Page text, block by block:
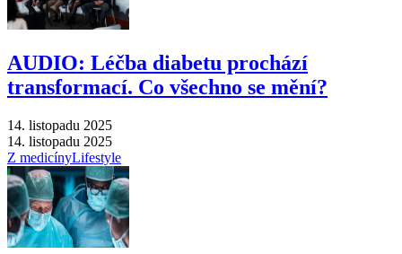
AUDIO: Léčba diabetu prochází
transformací. Co všechno se mění?
14. listopadu 2025
14. listopadu 2025
Z medicínyLifestyle